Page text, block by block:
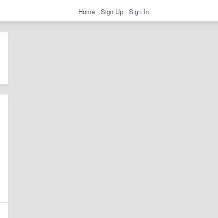
Home Sign Up Sign In